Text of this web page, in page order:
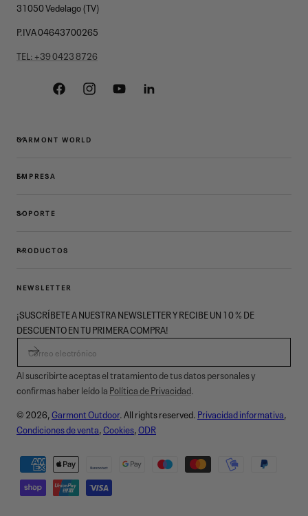
31050 Vedelago (TV)
P.IVA 04643700265
TEL: +39 0423 8726
FacebookInstagramYouTubeLinkedin
GARMONT WORLD
EMPRESA
SOPORTE
PRODUCTOS
NEWSLETTER
¡SUSCRÍBETE A NUESTRA NEWSLETTER Y RECIBE UN 10 % DE
DESCUENTO EN TU PRIMERA COMPRA!
Al suscribirte aceptas el tratamiento de tus datos personales y
confirmas haber leído la Política de Privacidad.
© 2026,Garmont Outdoor. All rights reserved. Privacidad informativa,
Condiciones de venta,Cookies,ODR
Métodos
de
pago